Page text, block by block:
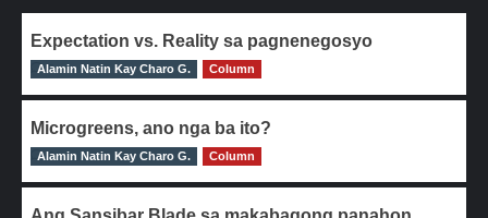
Expectation vs. Reality sa pagnenegosyo
0
Alamin Natin Kay Charo G. Column
Microgreens, ano nga ba ito?
0
Alamin Natin Kay Charo G. Column